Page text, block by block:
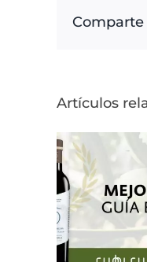
Comparte
Artículos